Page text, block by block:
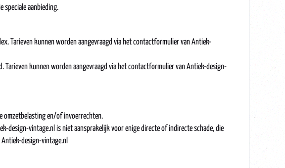
speciale aanbieding.
Tarieven kunnen worden aangevraagd via het contactformulier van Antiek-
kunnen worden aangevraagd via het contactformulier van Antiek-design-
omzetbelasting en/of invoerrechten.
design-vintage.nl is niet aansprakelijk voor enige directe of indirecte schade, die
design-vintage.nl